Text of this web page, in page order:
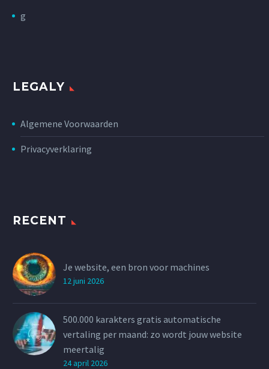
g
LEGALY
Algemene Voorwaarden
Privacyverklaring
RECENT
Je website, een bron voor machines
12 juni 2026
500.000 karakters gratis automatische
vertaling per maand: zo wordt jouw website
meertalig
24 april 2026